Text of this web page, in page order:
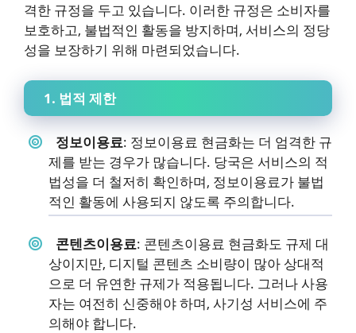
격한 규정을 두고 있습니다. 이러한 규정은 소비자를
보호하고, 불법적인 활동을 방지하며, 서비스의 정당
성을 보장하기 위해 마련되었습니다.
1. 법적 제한
정보이용료: 정보이용료 현금화는 더 엄격한 규
제를 받는 경우가 많습니다. 당국은 서비스의 적
법성을 더 철저히 확인하며, 정보이용료가 불법
적인 활동에 사용되지 않도록 주의합니다.
콘텐츠이용료: 콘텐츠이용료 현금화도 규제 대
상이지만, 디지털 콘텐츠 소비량이 많아 상대적
으로 더 유연한 규제가 적용됩니다. 그러나 사용
자는 여전히 신중해야 하며, 사기성 서비스에 주
의해야 합니다.